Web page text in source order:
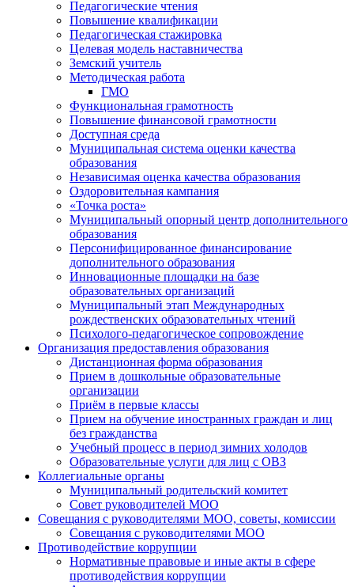
Педагогические чтения
Повышение квалификации
Педагогическая стажировка
Целевая модель наставничества
Земский учитель
Методическая работа
ГМО
Функциональная грамотность
Повышение финансовой грамотности
Доступная среда
Муниципальная система оценки качества
образования
Независимая оценка качества образования
Оздоровительная кампания
«Точка роста»
Муниципальный опорный центр дополнительного
образования
Персонифицированное финансирование
дополнительного образования
Инновационные площадки на базе
образовательных организаций
Муниципальный этап Международных
рождественских образовательных чтений
Психолого-педагогическое сопровождение
Организация предоставления образования
Дистанционная форма образования
Прием в дошкольные образовательные
организации
Приём в первые классы
Прием на обучение иностранных граждан и лиц
без гражданства
Учебный процесс в период зимних холодов
Образовательные услуги для лиц с ОВЗ
Коллегиальные органы
Муниципальный родительский комитет
Совет руководителей МОО
Совещания с руководителями МОО, советы, комиссии
Совещания с руководителями МОО
Противодействие коррупции
Нормативные правовые и иные акты в сфере
противодействия коррупции